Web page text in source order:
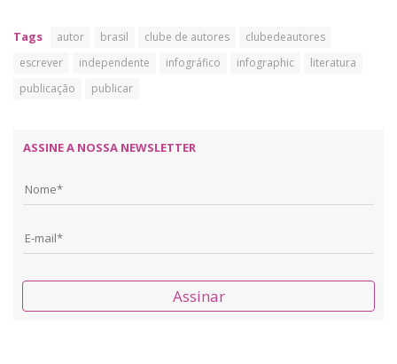
Tags autor brasil clube de autores
clubedeautores
escrever
independente infográfico infographic
literatura
publicação
publicar
ASSINE A NOSSA NEWSLETTER
Assinar